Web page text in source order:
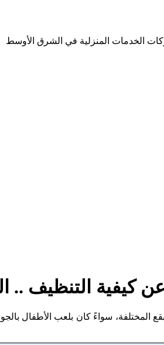
الخدمات المنزلية في الشرق الأوسط
سواءً كان بلعب الأطفال